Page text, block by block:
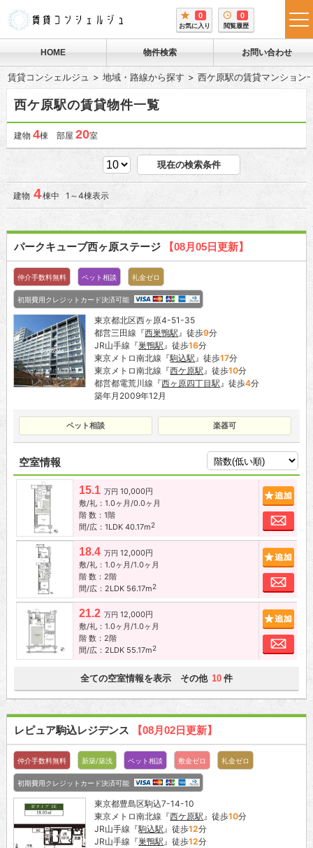
0
お気に入り
0
閲覧履歴
HOME 物件検索 お問い合わせ
賃貸コンシェルジュ 地域・路線から探す 西ケ原駅の賃貸マンション
西ケ原駅の賃貸物件一覧
建物 4棟 部屋 20室
現在の検索条件
建物 4棟中 1～4棟表示
パークキューブ西ヶ原ステージ 【08月05日更新】
仲介手数料無料 ペット相談 礼金ゼロ
初期費用クレジットカード決済可能
東京都北区西ヶ原4-51-35
都営三田線『西巣鴨駅』徒歩9分
JR山手線『巣鴨駅』徒歩16分
東京メトロ南北線『駒込駅』徒歩17分
東京メトロ南北線『西ケ原駅』徒歩10分
都営都電荒川線『西ヶ原四丁目駅』徒歩4分
築年月2009年12月
ペット相談 楽器可
空室情報
15.1 万円 10,000円
敷/礼：1.0ヶ月/0.0ヶ月
階 数：1階
間/広：1LDK 40.17m2
お
18.4 万円 12,000円
敷/礼：1.0ヶ月/1.0ヶ月
階 数：2階
間/広：2LDK 56.17m2
お
21.2 万円 12,000円
敷/礼：1.0ヶ月/1.0ヶ月
階 数：2階
間/広：2LDK 55.17m2
お
全ての空室情報を表示 その他 10 件
レピュア駒込レジデンス 【08月02日更新】
仲介手数料無料 新築/築浅 ペット相談 敷金ゼロ 礼金ゼロ
初期費用クレジットカード決済可能
東京都豊島区駒込7-14-10
東京メトロ南北線『西ケ原駅』徒歩10分
JR山手線『駒込駅』徒歩12分
JR山手線『巣鴨駅』徒歩12分